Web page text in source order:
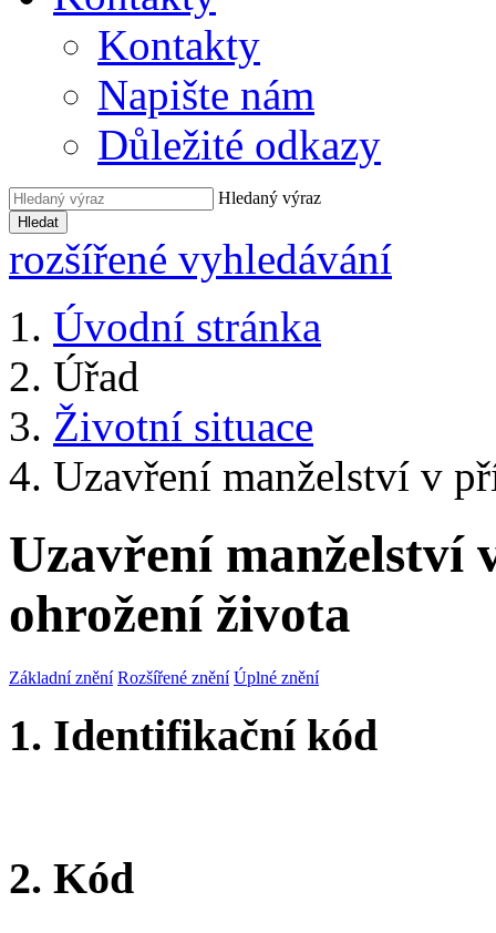
Kontakty
Napište nám
Důležité odkazy
Hledaný výraz
Hledat
rozšířené vyhledávání
Úvodní stránka
Úřad
Životní situace
Uzavření manželství v
Uzavření manželství
ohrožení života
Základní znění Rozšířené znění Úplné znění
1. Identifikační kód
2. Kód